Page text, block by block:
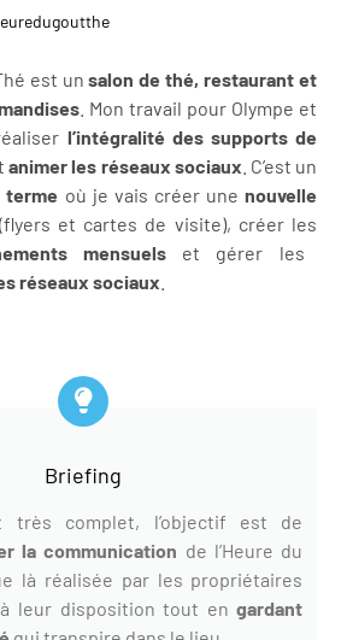
est unsalon de thé, restaurant et
. Mon travail pour Olympe et
l’intégralité des supports de
animerles réseaux sociaux . C’est un
terme où je vais créer unenouvelle
(flyers et cartes de visite), créer les
mensuelset gérer les
réseaux sociaux
Briefing
très complet, l’objectif est de
la communication de l’Heure du
là réalisée par les propriétaires
leur disposition tout en gardant